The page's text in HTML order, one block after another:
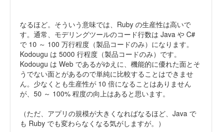
なるほど。そういう意味では、Ruby の生産性は高いで
す。通常、モデリングツールのコード行数は Java や C#
で 10 ～ 100 万行程度（製品コードのみ）になります。
Kodougu は 5000 行程度（製品コードのみ）です。
Kodougu は Web であるがゆえに、機能的に優れた面とそ
うでない面とがあるので単純に比較することはできませ
ん。少なくとも生産性が 10 倍になることはありません
が、50 ～ 100% 程度の向上はあると思います。
（ただ、アプリの規模が大きくなればなるほど、Java で
も Ruby でも変わらなくなる気がしますが。）